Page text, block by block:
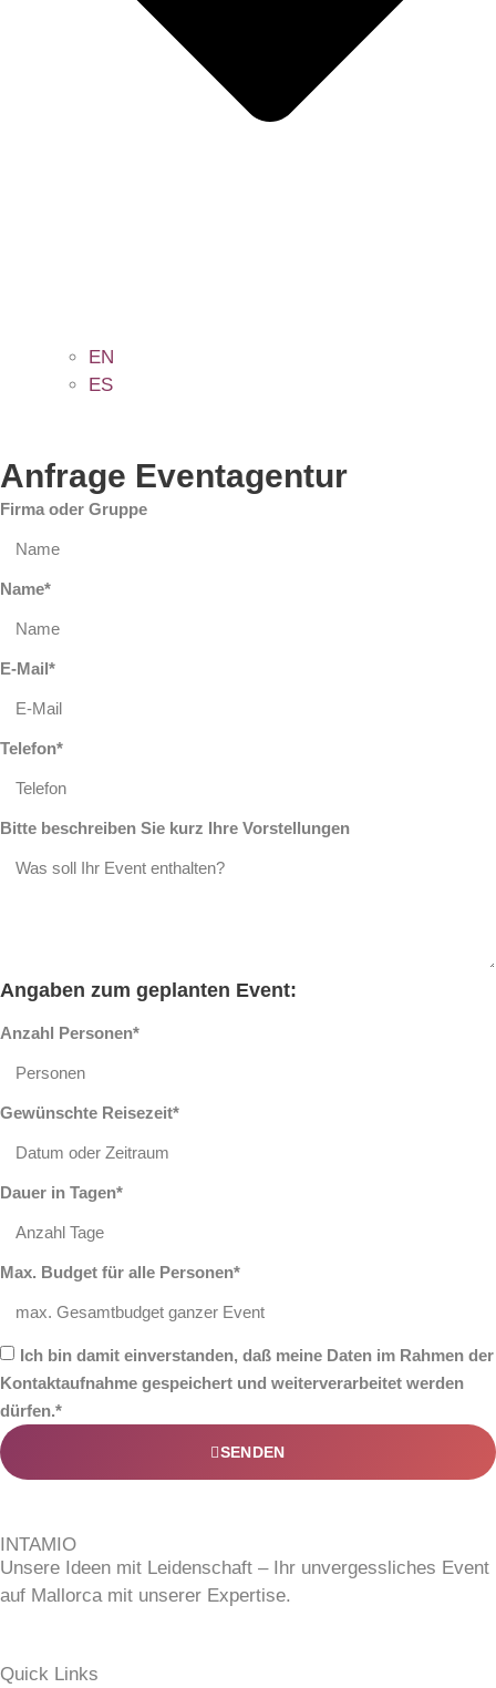
EN
ES
Anfrage Eventagentur
Firma oder Gruppe
Name*
E-Mail*
Telefon*
Bitte beschreiben Sie kurz Ihre Vorstellungen
Angaben zum geplanten Event:
Anzahl Personen*
Gewünschte Reisezeit*
Dauer in Tagen*
Max. Budget für alle Personen*
Ich bin damit einverstanden, daß meine Daten im Rahmen der
Kontaktaufnahme gespeichert und weiterverarbeitet werden
dürfen.*
SENDEN
INTAMIO
Unsere Ideen mit Leidenschaft – Ihr unvergessliches Event
auf Mallorca mit unserer Expertise.
Quick Links